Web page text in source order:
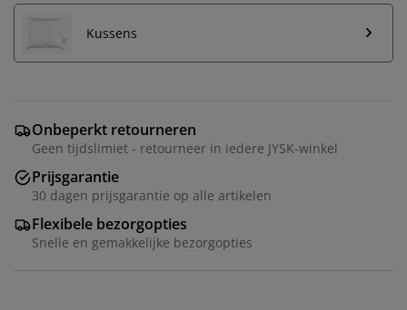
Kussens
Onbeperkt retourneren
Geen tijdslimiet - retourneer in iedere JYSK-winkel
Prijsgarantie
30 dagen prijsgarantie op alle artikelen
Flexibele bezorgopties
Snelle en gemakkelijke bezorgopties